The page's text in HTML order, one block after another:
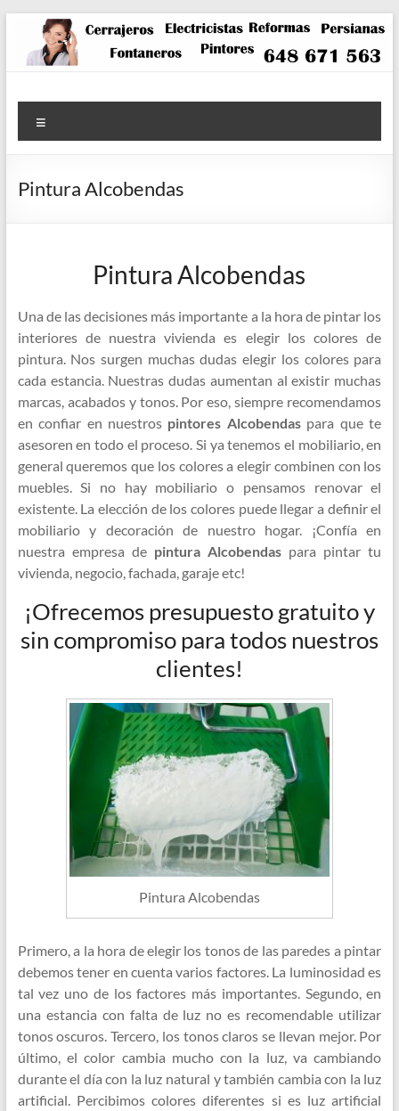
contenido
Pintura Alcobendas
Pintura Alcobendas
Una de las decisiones más importante a la hora de pintar los
interiores de nuestra vivienda es elegir los colores de
pintura. Nos surgen muchas dudas elegir los colores para
cada estancia. Nuestras dudas aumentan al existir muchas
marcas, acabados y tonos. Por eso, siempre recomendamos
en confiar en nuestros pintores Alcobendaspara que te
asesoren en todo el proceso. Si ya tenemos el mobiliario, en
general queremos que los colores a elegir combinen con los
muebles. Si no hay mobiliario o pensamos renovar el
existente. La elección de los colores puede llegar a definir el
mobiliario y decoración de nuestro hogar. ¡Confía en
nuestra empresa depintura Alcobendas para pintar tu
vivienda, negocio, fachada, garaje etc!
¡Ofrecemos presupuesto gratuito y
sin compromiso para todos nuestros
clientes!
Pintura Alcobendas
Primero, a la hora de elegir los tonos de las paredes a pintar
debemos tener en cuenta varios factores. La luminosidad es
tal vez uno de los factores más importantes. Segundo, en
una estancia con falta de luz no es recomendable utilizar
tonos oscuros. Tercero, los tonos claros se llevan mejor. Por
último, el color cambia mucho con la luz, va cambiando
durante el día con la luz natural y también cambia con la luz
artificial. Percibimos colores diferentes si es luz artificial